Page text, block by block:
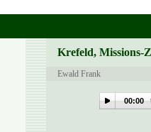
Krefeld, Missions-
Ewald Frank
00:00